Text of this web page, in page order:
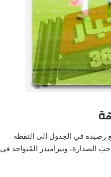
رصيده في الجدول إلى النقطة
الصدارة، وبيراميدز المُتواجد في